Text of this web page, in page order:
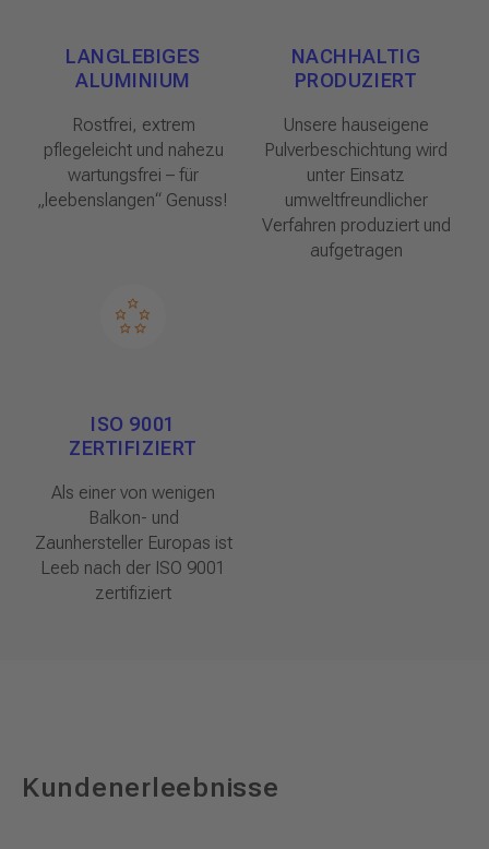
LANGLEBIGES
ALUMINIUM
Rostfrei, extrem
pflegeleicht und nahezu
wartungsfrei – für
„leebenslangen“ Genuss!
NACHHALTIG
PRODUZIERT
Unsere hauseigene
Pulverbeschichtung wird
unter Einsatz
umweltfreundlicher
Verfahren produziert und
aufgetragen
ISO 9001
ZERTIFIZIERT
Als einer von wenigen
Balkon- und
Zaunhersteller Europas ist
Leeb nach der ISO 9001
zertifiziert
Kundenerleebnisse